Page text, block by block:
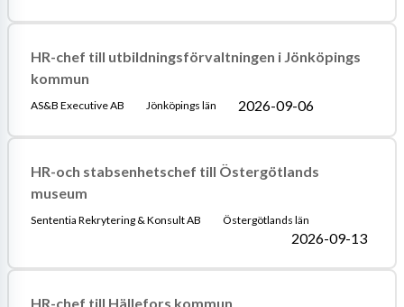
HR-chef till utbildningsförvaltningen i Jönköpings
kommun
AS&B Executive AB Jönköpings län 2026-09-06
HR-och stabsenhetschef till Östergötlands
museum
Sententia Rekrytering & Konsult AB Östergötlands län
2026-09-13
HR-chef till Hällefors kommun